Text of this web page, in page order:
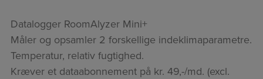
Datalogger RoomAlyzer Mini+
Måler og opsamler 2 forskellige indeklimaparametre.
Temperatur, relativ fugtighed.
Kræver et dataabonnement på kr. 49,-/md. (excl.